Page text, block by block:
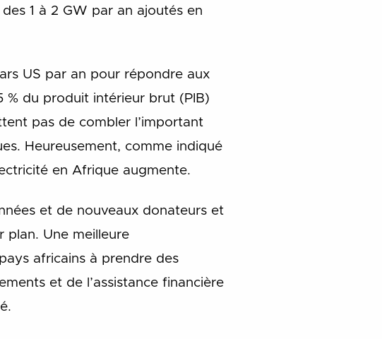
1 à 2 GW par an ajoutés en
US par an pour répondre aux
% du produit intérieur brut (PIB)
pas de combler l’important
Heureusement, comme indiqué
en Afrique augmente.
et de nouveaux donateurs et
plan. Une meilleure
africains à prendre des
et de l’assistance financière